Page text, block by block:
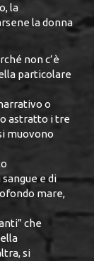
la
la donna
non c’è
particolare
o
astratto i tre
muovono
e di
mare,
che
si